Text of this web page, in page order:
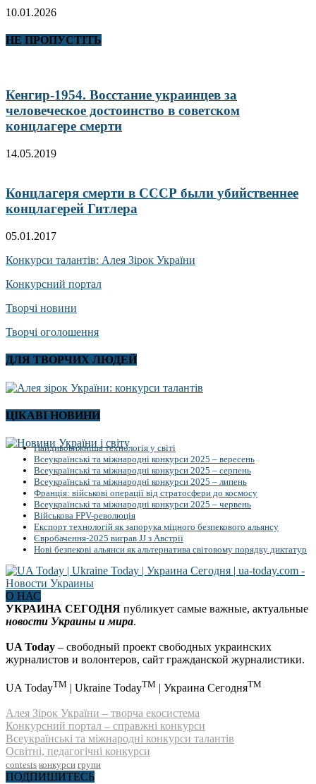
10.01.2026
НЕ ПРОПУСТІТЬ
Кенгир-1954. Восстание украинцев за
человеческое достоинство в советском
концлагере смерти
14.05.2019
Концлагеря смерти в СССР были убийственнее
концлагерей Гитлера
05.01.2017
Конкурси талантів: Алея Зірок України
Конкурсний портал
Творчі новини
Творчі оголошення
ДЛЯ ТВОРЧИХ ЛЮДЕЙ
ЦІКАВІ НОВИНИ
Найдивовижніша технологія у світі
Всеукраїнські та міжнародні конкурси 2025 – вересень
Всеукраїнські та міжнародні конкурси 2025 – серпень
Всеукраїнські та міжнародні конкурси 2025 – липень
Франція: військові операції від стратосфери до космосу
Всеукраїнські та міжнародні конкурси 2025 – червень
Військова FPV-революція
Експорт технологій як запорука міцного безпекового альянсу
Євробачення-2025 виграв JJ з Австрії
Нові безпекові альянси як альтернатива світовому порядку диктатур
О НАС
УКРАИНА СЕГОДНЯ публикует самые важные, актуальные
новости Украины и мира.
UA Today – свободный проект свободных украинских
журналистов и волонтеров, сайт гражданской журналистики.
UA TodayTM | Ukraine TodayTM | Украина СегодняTM
Алея Зірок України – творча екосистема
Конкурсний портал – справжні конкурси
Всеукраїнські та міжнародні конкурси талантів
Освітні, педагогічні конкурси
contests конкурси групи
ПОДПИШИТЕСЬ